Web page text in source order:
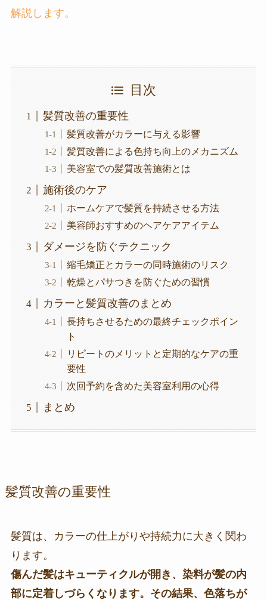
解説します。
目次
髪質改善の重要性
髪質改善がカラーに与える影響
髪質改善による色持ち向上のメカニズム
美容室での髪質改善施術とは
施術後のケア
ホームケアで髪質を持続させる方法
美容師おすすめのヘアケアアイテム
ダメージを防ぐテクニック
縮毛矯正とカラーの同時施術のリスク
乾燥とパサつきを防ぐための習慣
カラーと髪質改善のまとめ
長持ちさせるための最終チェックポイン
ト
リピートのメリットと定期的なケアの重
要性
次回予約を含めた美容室利用の心得
まとめ
髪質改善の重要性
髪質は、カラーの仕上がりや持続力に大きく関わ
ります。
傷んだ髪はキューティクルが開き、染料が髪の内
部に定着しづらくなります。その結果、色落ちが